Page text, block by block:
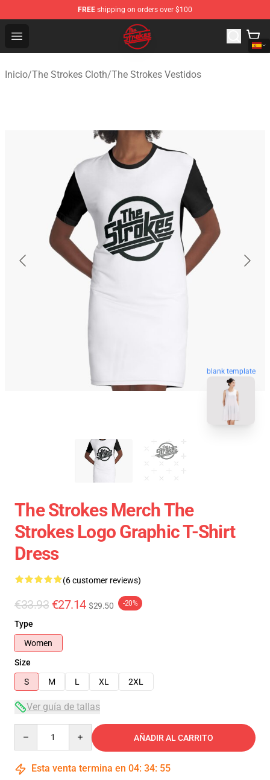
FREE shipping on orders over $100
Open menu
The Strokes Shop - Official The Strokes Merchandise
Inicio/The Strokes Cloth/The Strokes Vestidos
blank template
The Strokes Merch The
Strokes Logo Graphic T-Shirt
Dress
(6 customer reviews)
€33.93 €27.14 $29.50 -20%
Type
Women
Size
S
M L XL 2XL
Ver guía de tallas
AÑADIR AL CARRITO
Esta venta termina en 04: 34: 54